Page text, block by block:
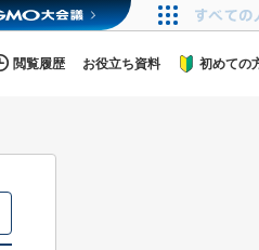
閲覧履歴 お役立ち資料 初めての